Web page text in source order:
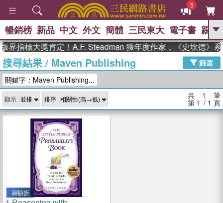
5
GO
熱搜： 東野圭吾 The Odyssey 、
父親節 、 如果歷史是一群喵 、 暑期
念華 、 台灣的李登輝時代 、 數學女
孩：黎曼猜想
偉大的迷走神經
暢銷榜 新品 中文 外文 簡體 三民東大 電子書 親子
界指標大獎肯定！A.F. Steadman 獲年度作家，《史坎德》系
搜尋結果/ Maven Publishing
篩選
關鍵字：Maven Publishing...
顯示 排序 共 1 筆
第 1 / 1 頁
滿額折